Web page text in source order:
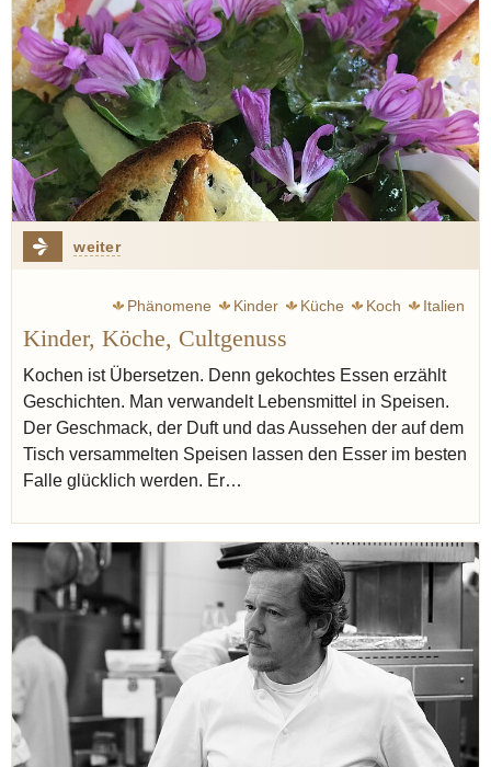
weiter
Phänomene Kinder Küche Koch
Italien
Kinder, Köche, Cultgenuss
Kochen ist Übersetzen. Denn gekochtes Essen erzählt
Geschichten. Man verwandelt Lebensmittel in Speisen.
Der Geschmack, der Duft und das Aussehen der auf dem
Tisch versammelten Speisen lassen den Esser im besten
Falle glücklich werden. Er…